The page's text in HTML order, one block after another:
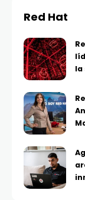
Red Hat
la